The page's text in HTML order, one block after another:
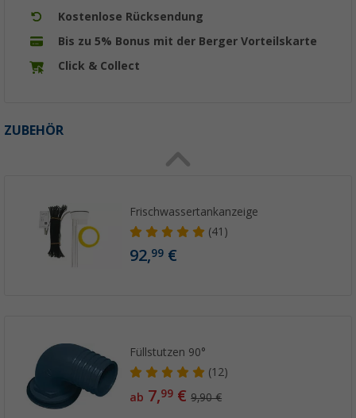
Kostenlose Rücksendung
Bis zu 5% Bonus mit der Berger Vorteilskarte
Click & Collect
ZUBEHÖR
Frischwassertankanzeige
(41)
92,99 €
Füllstutzen 90°
(12)
ab 7,99 €9,90 €